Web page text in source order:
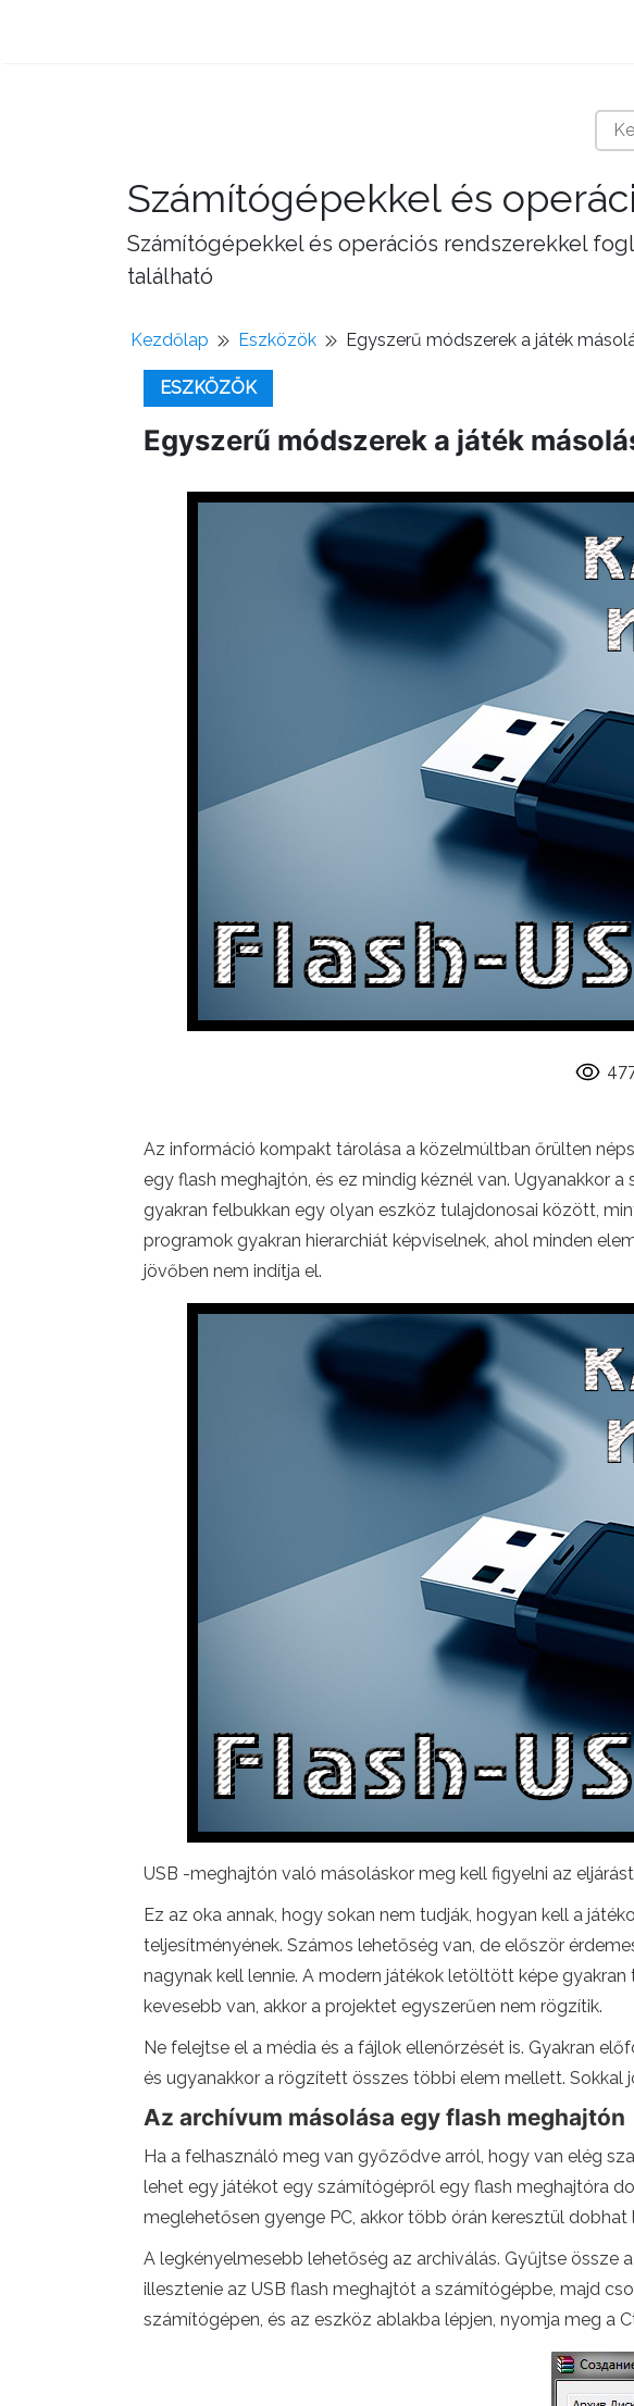
Számítógépekkel és
Számítógépekkel és operációs rendszerekkel
található
Kezdőlap Eszközök Egyszerű módszerek a játék
ESZKÖZÖK
Egyszerű módszerek a játék
Az információ kompakt tárolása a közelmúltban őrülten
egy flash meghajtón, és ez mindig kéznél van. Ugyanakkor
gyakran felbukkan egy olyan eszköz tulajdonosai között,
programok gyakran hierarchiát képviselnek, ahol minden
jövőben nem indítja el.
USB -meghajtón való másoláskor meg kell figyelni az
Ez az oka annak, hogy sokan nem tudják, hogyan kell a
teljesítményének. Számos lehetőség van, de először
nagynak kell lennie. A modern játékok letöltött képe
kevesebb van, akkor a projektet egyszerűen nem rögzítik.
Ne felejtse el a média és a fájlok ellenőrzését is. Gyakran
és ugyanakkor a rögzített összes többi elem mellett.
Az archívum másolása egy flash meghajtón
Ha a felhasználó meg van győződve arról, hogy van elég
lehet egy játékot egy számítógépről egy flash meghajtóra
meglehetősen gyenge PC, akkor több órán keresztül
A legkényelmesebb lehetőség az archiválás. Gyűjtse össze
illesztenie az USB flash meghajtót a számítógépbe, majd
számítógépen, és az eszköz ablakba lépjen, nyomja meg a